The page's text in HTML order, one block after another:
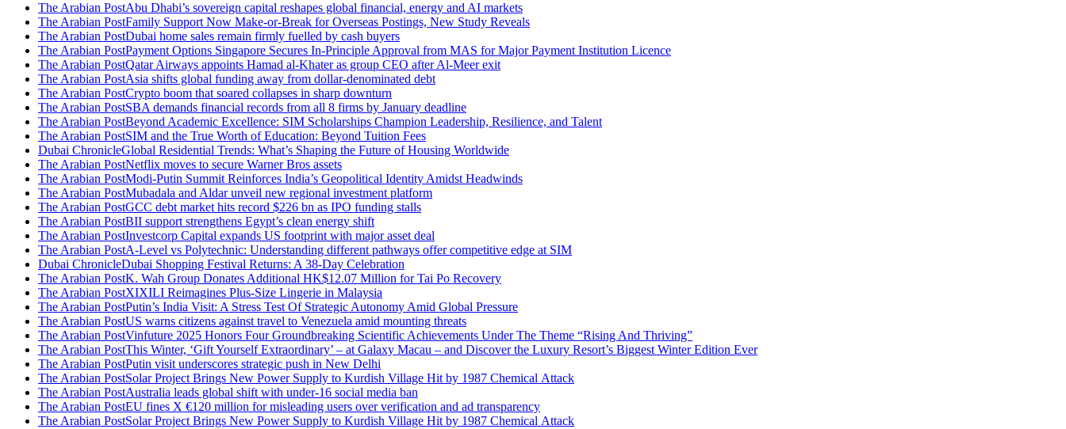
The Arabian PostAbu Dhabi’s sovereign capital reshapes global financial, energy and AI markets
The Arabian PostFamily Support Now Make-or-Break for Overseas Postings, New Study Reveals
The Arabian PostDubai home sales remain firmly fuelled by cash buyers
The Arabian PostPayment Options Singapore Secures In-Principle Approval from MAS for Major Payment Institution Licence
The Arabian PostQatar Airways appoints Hamad al-Khater as group CEO after Al-Meer exit
The Arabian PostAsia shifts global funding away from dollar-denominated debt
The Arabian PostCrypto boom that soared collapses in sharp downturn
The Arabian PostSBA demands financial records from all 8 firms by January deadline
The Arabian PostBeyond Academic Excellence: SIM Scholarships Champion Leadership, Resilience, and Talent
The Arabian PostSIM and the True Worth of Education: Beyond Tuition Fees
Dubai ChronicleGlobal Residential Trends: What’s Shaping the Future of Housing Worldwide
The Arabian PostNetflix moves to secure Warner Bros assets
The Arabian PostModi-Putin Summit Reinforces India’s Geopolitical Identity Amidst Headwinds
The Arabian PostMubadala and Aldar unveil new regional investment platform
The Arabian PostGCC debt market hits record $226 bn as IPO funding stalls
The Arabian PostBII support strengthens Egypt’s clean energy shift
The Arabian PostInvestcorp Capital expands US footprint with major asset deal
The Arabian PostA-Level vs Polytechnic: Understanding different pathways offer competitive edge at SIM
Dubai ChronicleDubai Shopping Festival Returns: A 38-Day Celebration
The Arabian PostK. Wah Group Donates Additional HK$12.07 Million for Tai Po Recovery
The Arabian PostXIXILI Reimagines Plus-Size Lingerie in Malaysia
The Arabian PostPutin’s India Visit: A Stress Test Of Strategic Autonomy Amid Global Pressure
The Arabian PostUS warns citizens against travel to Venezuela amid mounting threats
The Arabian PostVinfuture 2025 Honors Four Groundbreaking Scientific Achievements Under The Theme “Rising And Thriving”
The Arabian PostThis Winter, ‘Gift Yourself Extraordinary’ – at Galaxy Macau – and Discover the Luxury Resort’s Biggest Winter Edition Ever
The Arabian PostPutin visit underscores strategic push in New Delhi
The Arabian PostSolar Project Brings New Power Supply to Kurdish Village Hit by 1987 Chemical Attack
The Arabian PostAustralia leads global shift with under-16 social media ban
The Arabian PostEU fines X €120 million for misleading users over verification and ad transparency
The Arabian PostSolar Project Brings New Power Supply to Kurdish Village Hit by 1987 Chemical Attack